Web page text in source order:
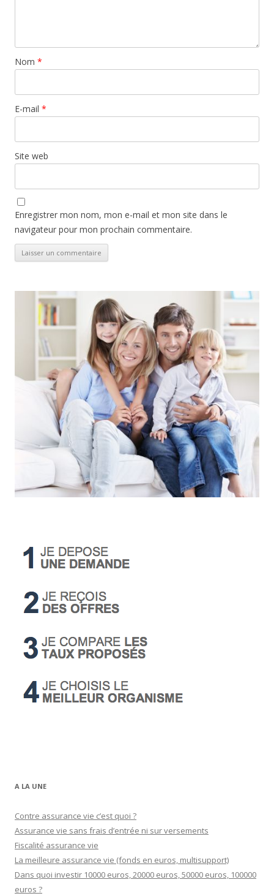
Nom *
E-mail *
Site web
Enregistrer mon nom, mon e-mail et mon site dans le
navigateur pour mon prochain commentaire.
A LA UNE
Contre assurance vie c’est quoi ?
Assurance vie sans frais d’entrée ni sur versements
Fiscalité assurance vie
La meilleure assurance vie (fonds en euros, multisupport)
Dans quoi investir 10000 euros, 20000 euros, 50000 euros, 100000
euros ?